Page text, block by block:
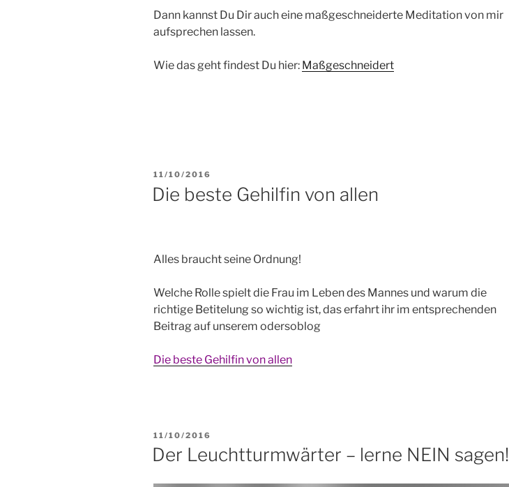
Dann kannst Du Dir auch eine maßgeschneiderte Meditation von mir
aufsprechen lassen.
Wie das geht findest Du hier: Maßgeschneidert
VERÖFFENTLICHT
AM
11/10/2016
Die beste Gehilfin von allen
Alles braucht seine Ordnung!
Welche Rolle spielt die Frau im Leben des Mannes und warum die
richtige Betitelung so wichtig ist, das erfahrt ihr im entsprechenden
Beitrag auf unserem odersoblog
Die beste Gehilfin von allen
VERÖFFENTLICHT
AM
11/10/2016
Der Leuchtturmwärter – lerne NEIN sagen!